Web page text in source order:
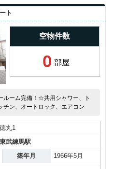
ト
空物件数
0 部屋
ーム完備！☆共用シャワー、ト
チン、オートロック、エアコン
丸1
東武練馬駅
築年月
1966年5月